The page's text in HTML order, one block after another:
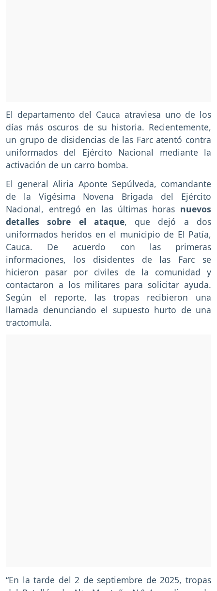
El departamento del Cauca atraviesa uno de los
días más oscuros de su historia. Recientemente,
un grupo de disidencias de las Farc atentó contra
uniformados del Ejército Nacional mediante la
activación de un carro bomba.
El general Aliria Aponte Sepúlveda, comandante
de la Vigésima Novena Brigada del Ejército
Nacional, entregó en las últimas horas nuevos
detalles sobre el ataque, que dejó a dos
uniformados heridos en el municipio de El Patía,
Cauca. De acuerdo con las primeras
informaciones, los disidentes de las Farc se
hicieron pasar por civiles de la comunidad y
contactaron a los militares para solicitar ayuda.
Según el reporte, las tropas recibieron una
llamada denunciando el supuesto hurto de una
tractomula.
“En la tarde del 2 de septiembre de 2025, tropas